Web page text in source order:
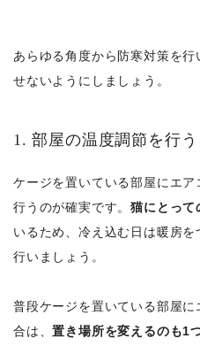
あらゆる角度から防寒対策を
せないようにしましょう。
1. 部屋の温度調節を行う
ケージを置いている部屋にエ
行うのが確実です。猫にとって
いるため、冷え込む日は暖房
行いましょう。
普段ケージを置いている部屋
合は、置き場所を変えるのも1